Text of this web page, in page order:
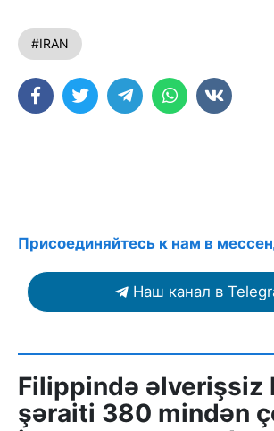
#IRAN
Присоединяйтесь к нам в
Наш канал в
Filippində əlverişsiz
şəraiti 380 mindən